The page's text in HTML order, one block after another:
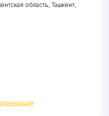
область Ташкент